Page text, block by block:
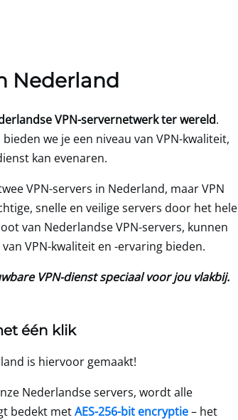
Nederland
VPN-servernetwerk ter wereld.
we je een niveau van VPN-kwaliteit,
kan evenaren.
VPN-servers in Nederland, maar VPN
snelle en veilige servers door het hele
van Nederlandse VPN-servers, kunnen
VPN-kwaliteit en -ervaring bieden.
VPN-dienst speciaal voor jou vlakbij.
één klik
is hiervoor gemaakt!
Nederlandse servers, wordt alle
bedekt metAES-256-bit encryptie– het